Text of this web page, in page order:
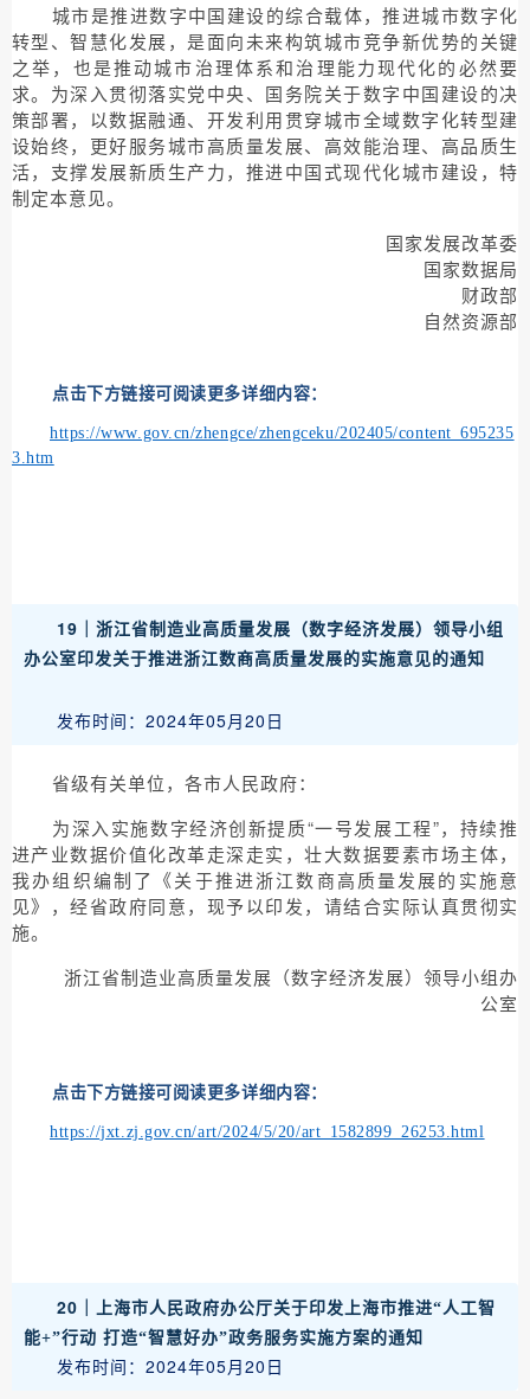
城市是推进数字中国建设的综合载体，推进城市数字化
转型、智慧化发展，是面向未来构筑城市竞争新优势的关键
之举，也是推动城市治理体系和治理能力现代化的必然要
求。为深入贯彻落实党中央、国务院关于数字中国建设的决
策部署，以数据融通、开发利用贯穿城市全域数字化转型建
设始终，更好服务城市高质量发展、高效能治理、高品质生
活，支撑发展新质生产力，推进中国式现代化城市建设，特
制定本意见。
国家发展改革委
国家数据局
财政部
自然资源部
点击下方链接可阅读更多详细内容：
https://www.gov.cn/zhengce/zhengceku/202405/content_695235
3.htm
19｜ 浙江省制造业高质量发展（数字经济发展）领导小组
办公室印发关于推进浙江数商高质量发展的实施意见的通知
发布时间：2024年05月20日
省级有关单位，各市人民政府：
为深入实施数字经济创新提质“一号发展工程”，持续推
进产业数据价值化改革走深走实，壮大数据要素市场主体，
我办组织编制了《关于推进浙江数商高质量发展的实施意
见》，经省政府同意，现予以印发，请结合实际认真贯彻实
施。
浙江省制造业高质量发展（数字经济发展）领导小组办
公室
点击下方链接可阅读更多详细内容：
https://jxt.zj.gov.cn/art/2024/5/20/art_1582899_26253.html
20｜
上海市人民政府办公厅关于印发上海市推进“人工智
能+”行动 打造“智慧好办”政务服务实施方案的通知
发布时间：2024年05月20日